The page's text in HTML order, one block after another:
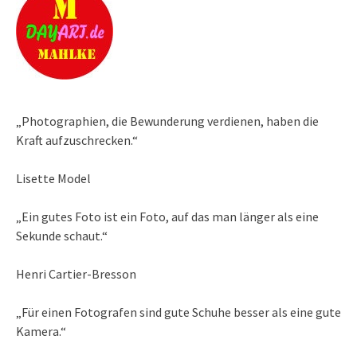
„Photographien, die Bewunderung verdienen, haben die
Kraft aufzuschrecken.“
Lisette Model
„Ein gutes Foto ist ein Foto, auf das man länger als eine
Sekunde schaut.“
Henri Cartier-Bresson
„Für einen Fotografen sind gute Schuhe besser als eine gute
Kamera.“